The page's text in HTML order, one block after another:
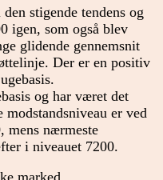
stigende tendens og
igen, som også blev
glidende gennemsnit
Der er en positiv
og har været det
er ved
mens nærmeste
i niveauet 7200.